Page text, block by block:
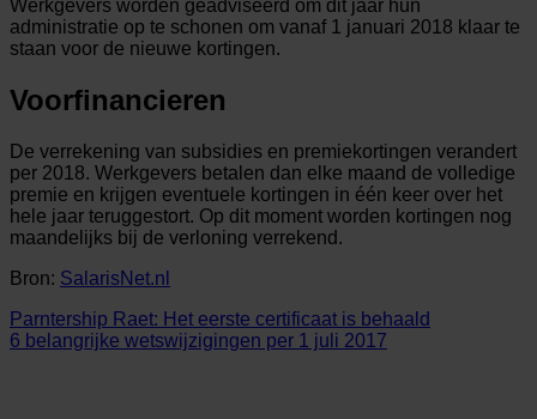
Werkgevers worden geadviseerd om dit jaar hun
administratie op te schonen om vanaf 1 januari 2018 klaar te
staan voor de nieuwe kortingen.
Voorfinancieren
De verrekening van subsidies en premiekortingen verandert
per 2018. Werkgevers betalen dan elke maand de volledige
premie en krijgen eventuele kortingen in één keer over het
hele jaar teruggestort. Op dit moment worden kortingen nog
maandelijks bij de verloning verrekend.
Bron: SalarisNet.nl
Parntership Raet: Het eerste certificaat is behaald
6 belangrijke wetswijzigingen per 1 juli 2017